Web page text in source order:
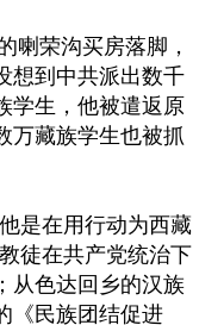
喇荣沟买房落脚，
想到中共派出数千
学生，他被遣返原
万藏族学生也被抓
是在用行动为西藏
徒在共产党统治下
从色达回乡的汉族
《民族团结促进